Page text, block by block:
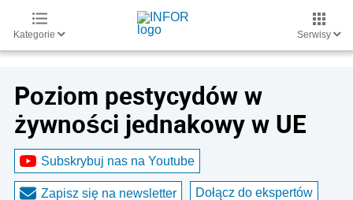
Kategorie Serwisy
Poziom pestycydów w
żywności jednakowy w UE
Subskrybuj nas na Youtube
Zapisz się na newsletter Dołącz do ekspertów